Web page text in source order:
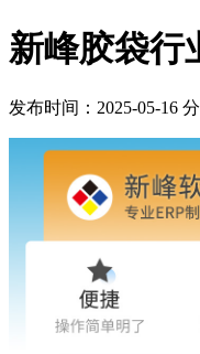
新峰胶袋行
发布时间：2025-05-16